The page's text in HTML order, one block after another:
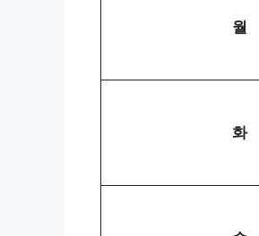
월
화